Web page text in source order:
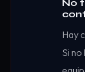
No
Hay
Si no